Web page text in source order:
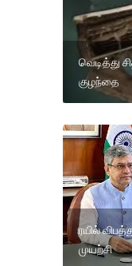
வெடித்து
குழந்தை
ரயில்
முயற்சி